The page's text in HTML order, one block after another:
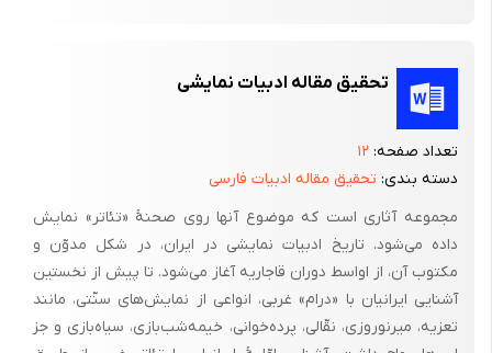
دستوری بیشتر عربی است و هر چه در زمان پیش می‌رویم، این حالت
ساختارهای دستوری، فارسی‌تر می‌گردند، اما واژگان عربی، سایه‌ای
یک سو شعر و ادب عربی رواج بیشتری می‌یابد و کتابهای بزرگ علمی به
این زبان نوشته می‌شود و چهره‌های تابناک و جاویدان ایرانی چون رازی،
فارابی‌، ابن سینا، بیرونی و خوارزمی آثار بزرگ خود را به عربی می
نویسند،‌ از سوی دیگر برخی چون ابوعلی سینا نیز ناچار می شوند به
تحقیق مقاله ادبیات نمایشی
تعداد صفحه: ۱۲
دسته بندی: تحقیق مقاله ادبیات فارسی
مجموعه آثاری است که موضوع آنها روی صحنۀ «تئاتر» نمایش
داده می‌شود. تاریخ ادبیات نمایشی در ایران، در شکل مدوّن و
مکتوب آن، از اواسط دوران قاجاریه آغاز می‌شود. تا پیش از نخستین
آشنایی ایرانیان با «درام» غربی، انواعی از نمایش‌های سنّتی، مانند
تعزیه، میرنوروزی، نقّالی، پرده‌خوانی، خیمه‌شب‌بازی، سیاه‌بازی و جز